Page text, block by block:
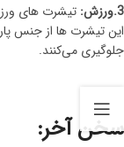
3.ورزش:
تیشرت های
این تیشرت ها از جنس
جلوگیری می‌کنند.
سخن آخر: